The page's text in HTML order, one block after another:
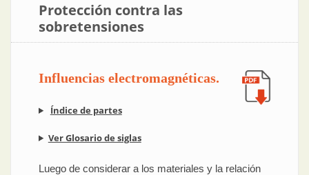
Protección contra las
sobretensiones
Influencias electromagnéticas.
Índice de partes
Ver Glosario de siglas
Luego de considerar a los materiales y la relación